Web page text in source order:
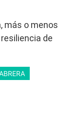
más o menos
de